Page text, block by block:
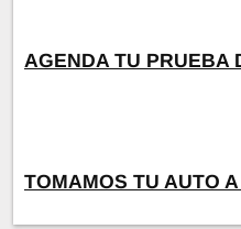
AGENDA TU PRUEBA
TOMAMOS TU AUTO